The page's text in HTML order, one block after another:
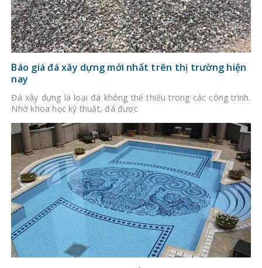
Báo giá đá xây dựng mới nhất trên thị trường hiện
nay
Đá xây dựng là loại đá không thể thiếu trong các công trình.
Nhờ khoa học kỹ thuật, đá được